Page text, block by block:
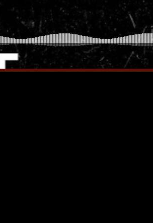
Iron Jinn doopt vers epos
Futurist en munt Reich and
Roll-stijl